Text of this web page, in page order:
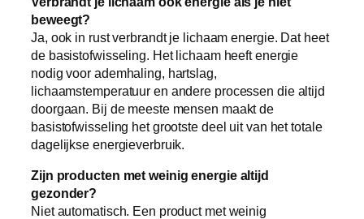
beweegt?
Ja, ook in rust verbrandt je lichaam energie. Dat heet
de basistofwisseling. Het lichaam heeft energie
nodig voor ademhaling, hartslag,
lichaamstemperatuur en andere processen die altijd
doorgaan. Bij de meeste mensen maakt de
basistofwisseling het grootste deel uit van het totale
dagelijkse energieverbruik.
Zijn producten met weinig energie altijd
gezonder?
Niet automatisch. Een product met weinig